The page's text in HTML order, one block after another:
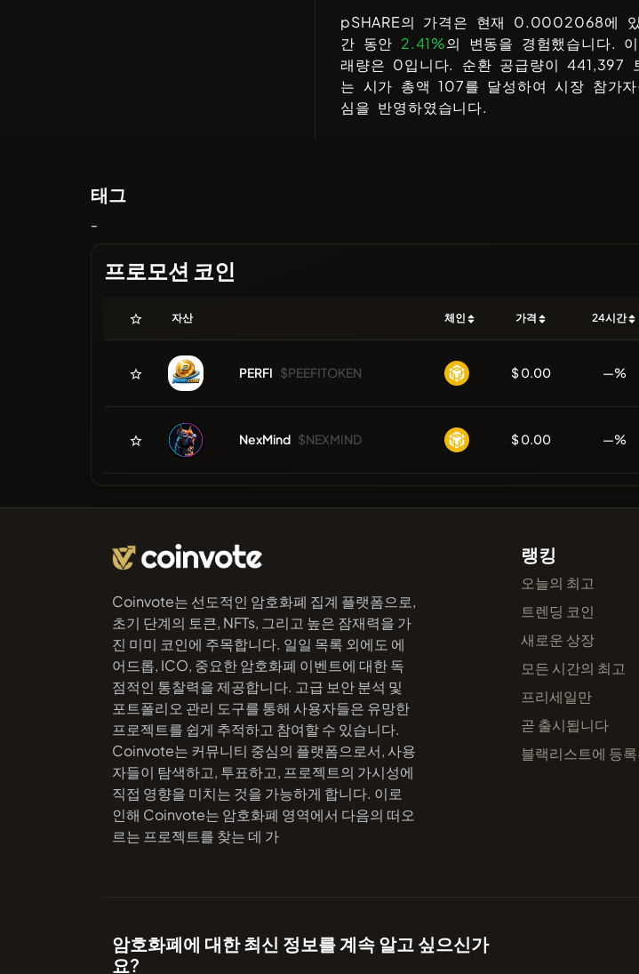
pSHARE의 가격은 현재 0.0002068에
간 동안 2.41%의 변동을 경험했습니다.
래량은 0입니다. 순환 공급량이441,397
는 시가 총액107를 달성하여 시장 참가
심을 반영하였습니다.
태그
-
프로모션 코인
자산 체인 가격 24시간
PERFI $PEEFITOKEN $ 0.00 —%
NexMind $NEXMIND $ 0.00 —%
Coinvote는 선도적인 암호화폐 집계 플랫폼으로,
초기 단계의 토큰, NFTs, 그리고 높은 잠재력을 가
진 미미 코인에 주목합니다. 일일 목록 외에도 에
어드롭, ICO, 중요한 암호화폐 이벤트에 대한 독
점적인 통찰력을 제공합니다. 고급 보안 분석 및
포트폴리오 관리 도구를 통해 사용자들은 유망한
프로젝트를 쉽게 추적하고 참여할 수 있습니다.
Coinvote는 커뮤니티 중심의 플랫폼으로서, 사용
자들이 탐색하고, 투표하고, 프로젝트의 가시성에
직접 영향을 미치는 것을 가능하게 합니다. 이로
인해 Coinvote는 암호화폐 영역에서 다음의 떠오
르는 프로젝트를 찾는 데 가
랭킹
오늘의 최고
트렌딩 코인
새로운 상장
모든 시간의 최고
프리세일만
곧 출시됩니다
블랙리스트에 등
암호화폐에 대한 최신 정보를 계속 알고 싶으신가
요?